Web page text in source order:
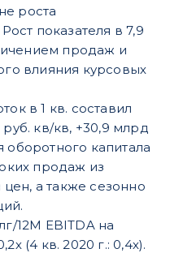
роста
показателя в 7,9
продаж и
влияния курсовых
в 1 кв. составил
кв/кв, +30,9 млрд
оборотного капитала
продаж из
а также сезонно
12М EBITDA на
(4 кв. 2020 г.: 0,4х).